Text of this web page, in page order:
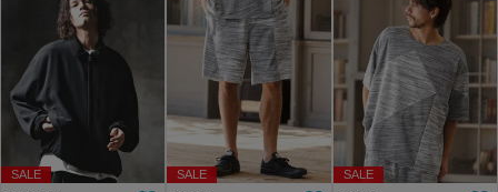
SALE SALE SALE